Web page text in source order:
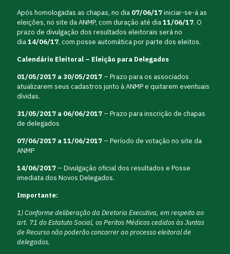
Após homologadas as chapas, no dia 07/06/17iniciar-se-á as
eleições, no site da ANMP, com duração até dia11/06/17. O
prazo de divulgação dos resultados eleitorais será no
dia14/06/17, com posse automática por parte dos eleitos.
Calendário Eleitoral – Eleição para Delegados
01/05/2017 a 30/05/2017 – Prazo para os associados
atualizarem seus cadastros junto à ANMP e quitarem eventuais
dívidas.
31/05/2017 a 06/06/2017 – Prazo para inscrição de chapas
de delegados
07/06/2017 a 11/06/2017 – Período de votação no site da
ANMP
14/06/2017 – Divulgação oficial dos resultados e Posse
imediata dos Novos Delegados.
Importante:
1) Conforme deliberação da Diretoria Executiva, em respeito ao
art. 71 do Estatuto Social, os Peritos Médicos cedidos às Juntas
de Recurso não poderão concorrer ao processo eleitoral de
delegados.